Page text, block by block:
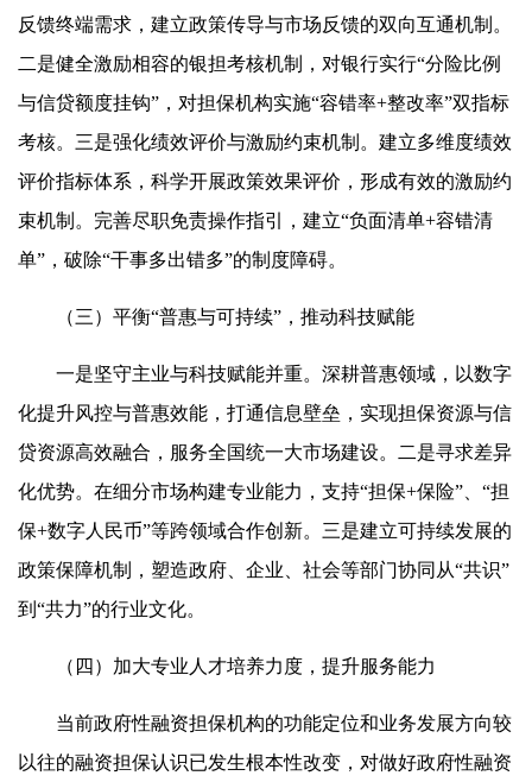
反馈终端需求，建立政策传导与市场反馈的双向互通机制。
二是健全激励相容的银担考核机制，对银行实行“分险比例
与信贷额度挂钩”，对担保机构实施“容错率+整改率”双指标
考核。三是强化绩效评价与激励约束机制。建立多维度绩效
评价指标体系，科学开展政策效果评价，形成有效的激励约
束机制。完善尽职免责操作指引，建立“负面清单+容错清
单”，破除“干事多出错多”的制度障碍。
（三）平衡“普惠与可持续”，推动科技赋能
一是坚守主业与科技赋能并重。深耕普惠领域，以数字
化提升风控与普惠效能，打通信息壁垒，实现担保资源与信
贷资源高效融合，服务全国统一大市场建设。二是寻求差异
化优势。在细分市场构建专业能力，支持“担保+保险”、“担
保+数字人民币”等跨领域合作创新。三是建立可持续发展的
政策保障机制，塑造政府、企业、社会等部门协同从“共识”
到“共力”的行业文化。
（四）加大专业人才培养力度，提升服务能力
当前政府性融资担保机构的功能定位和业务发展方向较
以往的融资担保认识已发生根本性改变，对做好政府性融资